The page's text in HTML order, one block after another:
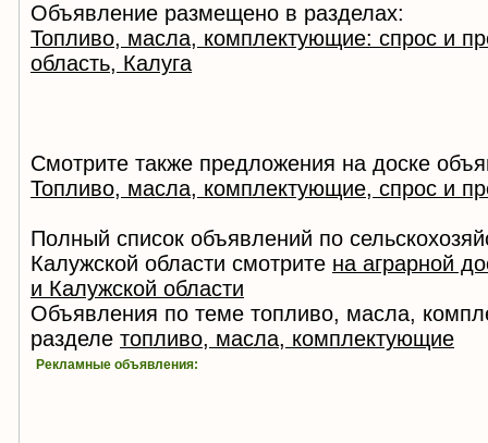
Объявление размещено в разделах:
Топливо, масла, комплектующие: спрос и
область, Калуга
Смотрите также предложения на доске
Топливо, масла, комплектующие, спрос и
Полный список объявлений по
Калужской области смотрите на аграрной
и Калужской области
Объявления по теме топливо, масла,
разделе топливо, масла, комплектующие
Рекламные объявления: